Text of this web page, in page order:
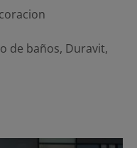
de baños, Duravit,